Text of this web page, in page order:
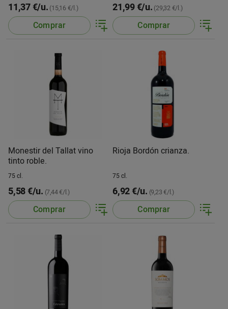
11,37 €/u. (15,16 €/l.)
Comprar
21,99 €/u. (29,32 €/l.)
Comprar
Monestir del Tallat vino
tinto roble.
75 cl.
5,58 €/u. (7,44 €/l.)
Comprar
Rioja Bordón crianza.
75 cl.
6,92 €/u. (9,23 €/l.)
Comprar